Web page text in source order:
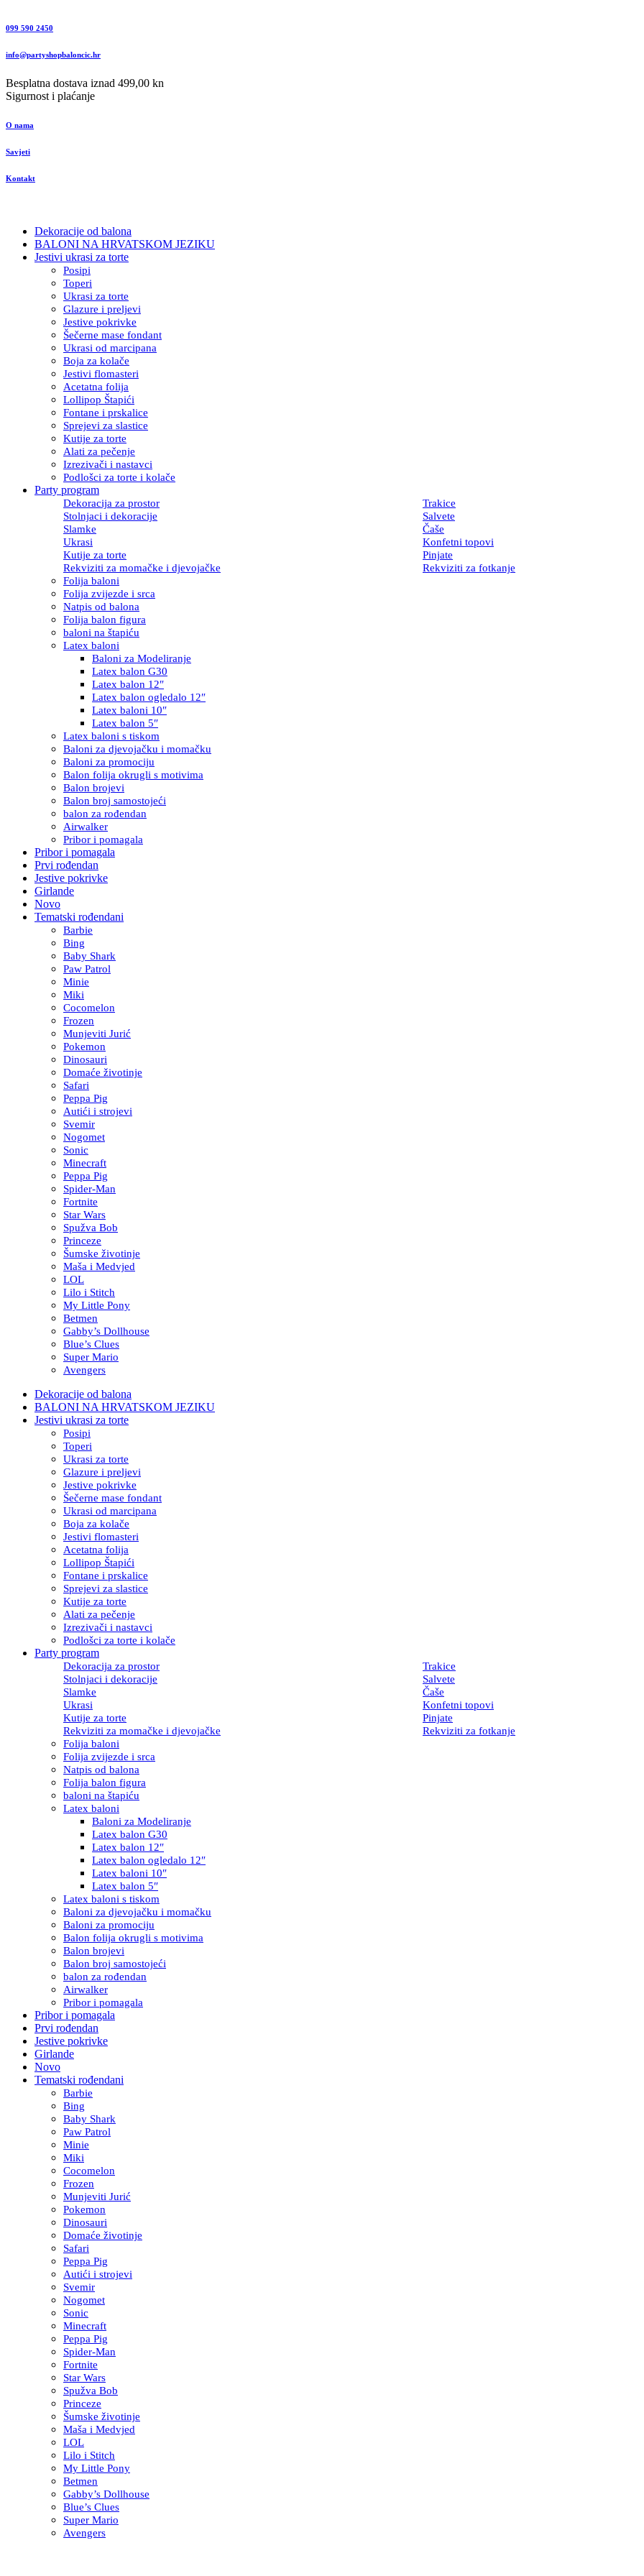
099 590 2450
info@partyshopbaloncic.hr
Besplatna dostava iznad 499,00 kn
Sigurnost i plaćanje
O nama
Savjeti
Kontakt
Dekoracije od balona
BALONI NA HRVATSKOM JEZIKU
Jestivi ukrasi za torte
Posipi
Toperi
Ukrasi za torte
Glazure i preljevi
Jestive pokrivke
Šečerne mase fondant
Ukrasi od marcipana
Boja za kolače
Jestivi flomasteri
Acetatna folija
Lollipop Štapići
Fontane i prskalice
Sprejevi za slastice
Kutije za torte
Alati za pečenje
Izrezivači i nastavci
Podlošci za torte i kolače
Party program
Dekoracija za prostor
Trakice
Stolnjaci i dekoracije
Salvete
Slamke
Čaše
Ukrasi
Konfetni topovi
Kutije za torte
Pinjate
Rekviziti za momačke i djevojačke
Rekviziti za fotkanje
Folija baloni
Folija zvijezde i srca
Natpis od balona
Folija balon figura
baloni na štapiću
Latex baloni
Baloni za Modeliranje
Latex balon G30
Latex balon 12″
Latex balon ogledalo 12″
Latex baloni 10″
Latex balon 5″
Latex baloni s tiskom
Baloni za djevojačku i momačku
Baloni za promociju
Balon folija okrugli s motivima
Balon brojevi
Balon broj samostojeći
balon za rođendan
Airwalker
Pribor i pomagala
Pribor i pomagala
Prvi rođendan
Jestive pokrivke
Girlande
Novo
Tematski rođendani
Barbie
Bing
Baby Shark
Paw Patrol
Minie
Miki
Cocomelon
Frozen
Munjeviti Jurić
Pokemon
Dinosauri
Domaće životinje
Safari
Peppa Pig
Autići i strojevi
Svemir
Nogomet
Sonic
Minecraft
Peppa Pig
Spider-Man
Fortnite
Star Wars
Spužva Bob
Princeze
Šumske životinje
Maša i Medvjed
LOL
Lilo i Stitch
My Little Pony
Betmen
Gabby’s Dollhouse
Blue’s Clues
Super Mario
Avengers
Dekoracije od balona
BALONI NA HRVATSKOM JEZIKU
Jestivi ukrasi za torte
Posipi
Toperi
Ukrasi za torte
Glazure i preljevi
Jestive pokrivke
Šečerne mase fondant
Ukrasi od marcipana
Boja za kolače
Jestivi flomasteri
Acetatna folija
Lollipop Štapići
Fontane i prskalice
Sprejevi za slastice
Kutije za torte
Alati za pečenje
Izrezivači i nastavci
Podlošci za torte i kolače
Party program
Dekoracija za prostor
Trakice
Stolnjaci i dekoracije
Salvete
Slamke
Čaše
Ukrasi
Konfetni topovi
Kutije za torte
Pinjate
Rekviziti za momačke i djevojačke
Rekviziti za fotkanje
Folija baloni
Folija zvijezde i srca
Natpis od balona
Folija balon figura
baloni na štapiću
Latex baloni
Baloni za Modeliranje
Latex balon G30
Latex balon 12″
Latex balon ogledalo 12″
Latex baloni 10″
Latex balon 5″
Latex baloni s tiskom
Baloni za djevojačku i momačku
Baloni za promociju
Balon folija okrugli s motivima
Balon brojevi
Balon broj samostojeći
balon za rođendan
Airwalker
Pribor i pomagala
Pribor i pomagala
Prvi rođendan
Jestive pokrivke
Girlande
Novo
Tematski rođendani
Barbie
Bing
Baby Shark
Paw Patrol
Minie
Miki
Cocomelon
Frozen
Munjeviti Jurić
Pokemon
Dinosauri
Domaće životinje
Safari
Peppa Pig
Autići i strojevi
Svemir
Nogomet
Sonic
Minecraft
Peppa Pig
Spider-Man
Fortnite
Star Wars
Spužva Bob
Princeze
Šumske životinje
Maša i Medvjed
LOL
Lilo i Stitch
My Little Pony
Betmen
Gabby’s Dollhouse
Blue’s Clues
Super Mario
Avengers